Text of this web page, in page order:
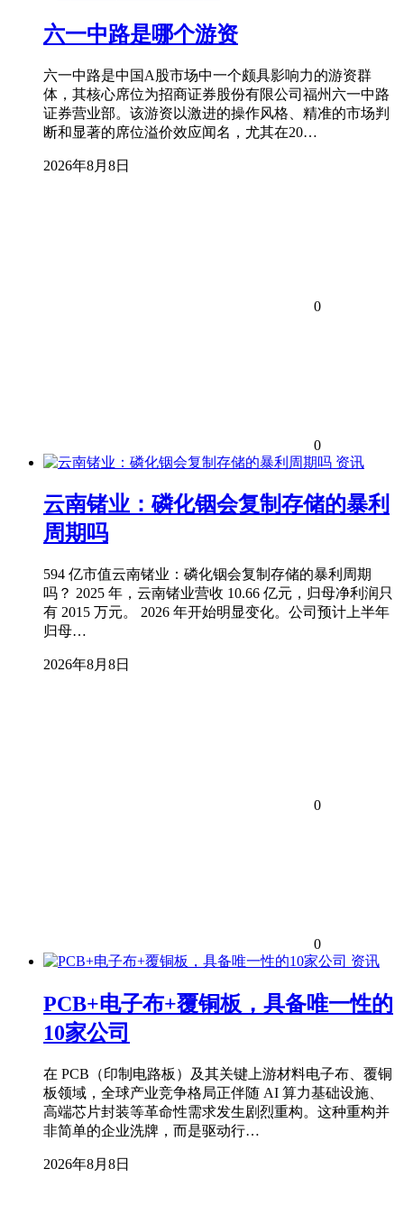
六一中路是哪个游资
六一中路是中国A股市场中一个颇具影响力的游资群
体，其核心席位为招商证券股份有限公司福州六一中路
证券营业部。该游资以激进的操作风格、精准的市场判
断和显著的席位溢价效应闻名，尤其在20…
2026年8月8日
0
0
资讯
云南锗业：磷化铟会复制存储的暴利
周期吗
594 亿市值云南锗业：磷化铟会复制存储的暴利周期
吗？ 2025 年，云南锗业营收 10.66 亿元，归母净利润只
有 2015 万元。 2026 年开始明显变化。公司预计上半年
归母…
2026年8月8日
0
0
资讯
PCB+电子布+覆铜板，具备唯一性的
10家公司
在 PCB（印制电路板）及其关键上游材料电子布、覆铜
板领域，全球产业竞争格局正伴随 AI 算力基础设施、
高端芯片封装等革命性需求发生剧烈重构。这种重构并
非简单的企业洗牌，而是驱动行…
2026年8月8日